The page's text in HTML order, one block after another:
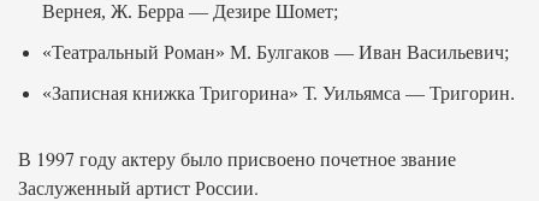
Вернея, Ж. Берра — Дезире Шомет;
«Театральный Роман» М. Булгаков — Иван Васильевич;
«Записная книжка Тригорина» Т. Уильямса — Тригорин.
В 1997 году актеру было присвоено почетное звание
Заслуженный артист России.